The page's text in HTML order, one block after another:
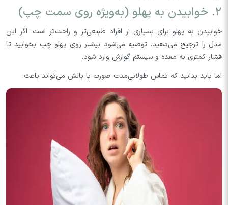
خوابیدن به پهلو برای بسیاری از افراد طبیعی‌تر و راحت‌تر است. اگر این
مدل را ترجیح می‌دهید، توصیه می‌شود بیشتر روی پهلو چپ بخوابید تا
فشار کمتری به معده و سیستم گوارش وارد شود.
اما باید بدانید که تماس طولانی‌مدت صورت با بالش می‌تواند باعث: